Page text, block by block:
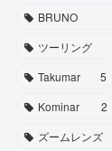
BRUNO
ツーリング
Takumar
5
Kominar
2
ズームレンズ